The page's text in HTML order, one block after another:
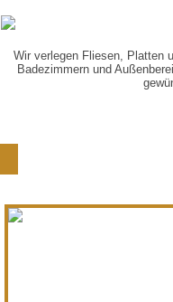
VERLEGUNG
Wir verlegen Fliesen, Platten
Badezimmern und